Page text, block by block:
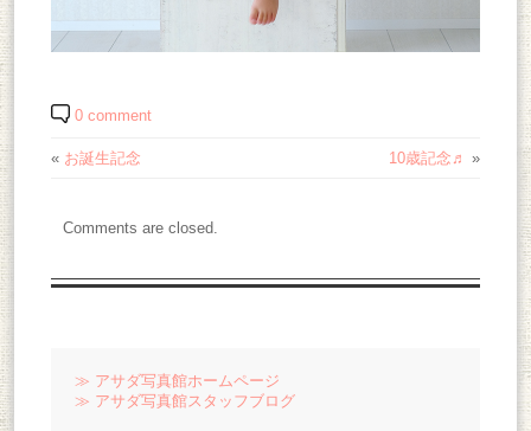
0 comment
« お誕生記念 10歳記念♬ »
Comments are closed.
≫ アサダ写真館ホームページ
≫ アサダ写真館スタッフブログ